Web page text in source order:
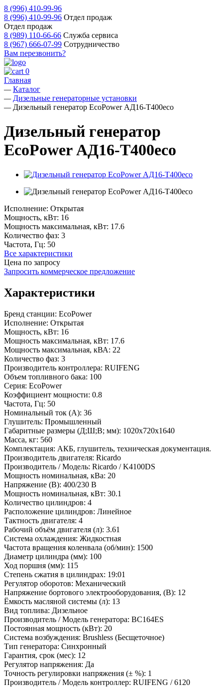
8 (996) 410-99-96
8 (996) 410-99-96 Отдел продаж
Отдел продаж
8 (989) 110-66-66 Служба сервиса
8 (967) 666-07-99 Сотрудничество
Вам перезвонить?
0
Главная
—Каталог
— Дизельные генераторные установки
— Дизельный генератор EcoPower АД16-T400eco
Дизельный генератор
EcoPower АД16-T400eco
Исполнение: Открытая
Мощность, кВт: 16
Мощность максимальная, кВт: 17.6
Количество фаз: 3
Частота, Гц: 50
Все характеристики
Цена по запросу
Запросить коммерческое предложение
Характеристики
Бренд станции: EcoPower
Исполнение: Открытая
Мощность, кВт: 16
Мощность максимальная, кВт: 17.6
Мощность максимальная, кВА: 22
Количество фаз: 3
Производитель контроллера: RUIFENG
Объем топливного бака: 100
Серия: EcoPower
Коэффициент мощности: 0.8
Частота, Гц: 50
Номинальный ток (А): 36
Глушитель: Промышленный
Габаритные размеры (Д;Ш;В; мм): 1020х720х1640
Масса, кг: 560
Комплектация: АКБ, глушитель, техническая документация.
Производитель двигателя: Ricardo
Производитель / Модель: Ricardo / K4100DS
Мощность номинальная, кВа: 20
Напряжение (В): 400/230 В
Мощность номинальная, кВт: 30.1
Количество цилиндров: 4
Расположение цилиндров: Линейное
Тактность двигателя: 4
Рабочий объём двигателя (л): 3.61
Система охлаждения: Жидкостная
Частота вращения коленвала (об/мин): 1500
Диаметр цилиндра (мм): 100
Ход поршня (мм): 115
Степень сжатия в цилиндрах: 19:01
Регулятор оборотов: Механический
Напряжение бортового электрооборудования, (В): 12
Ёмкость масляной системы (л): 13
Вид топлива: Дизельное
Производитель / Модель генератора: BC164ES
Постоянная мощность (кВт): 20
Система возбуждения: Brushless (Бесщеточное)
Тип генератора: Синхронный
Гарантия, срок (мес): 12
Регулятор напряжения: Да
Точность регулировки напряжения (± %): 1
Производитель / Модель контроллер: RUIFENG / 6120